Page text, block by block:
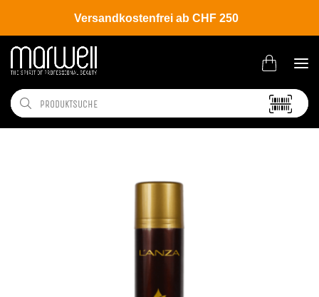
Versandkostenfrei ab CHF 250
Shop Brands L'ANZA Keratin Healing Oil